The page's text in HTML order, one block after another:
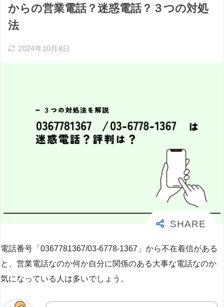
からの営業電話？迷惑電話？３つの対処
法
2024年10月8日
電話番号「0367781367/03-6778-1367」から不在着信がある
と、営業電話なのか何か自分に関係のある大事な電話なのか
気になっている人は多いでしょう。